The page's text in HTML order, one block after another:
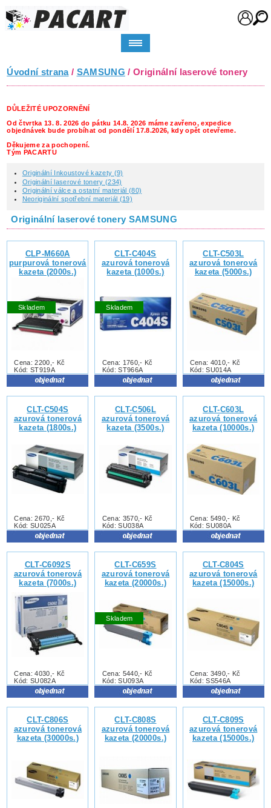
Úvodní strana/ SAMSUNG / Originální laserové tonery
DŮLEŽITÉ UPOZORNĚNÍ
Od čtvrtka 13. 8. 2026 do pátku 14.8. 2026 máme zavřeno, expedice
objednávek bude probíhat od pondělí 17.8.2026, kdy opět otevřeme.
Děkujeme za pochopení.
Tým PACARTU
Originální Inkoustové kazety (9)
Originální laserové tonery (234)
Originální válce a ostatní materiál (80)
Neoriginální spotřební materiál (19)
Originální laserové tonery SAMSUNG
CLP-M660A
purpurová tonerová
kazeta (2000s.)
Skladem
Cena: 2200,- Kč
Kód: ST919A
CLT-C404S
azurová tonerová
kazeta (1000s.)
Skladem
Cena: 1760,- Kč
Kód: ST966A
CLT-C503L
azurová tonerová
kazeta (5000s.)
Cena: 4010,- Kč
Kód: SU014A
CLT-C504S
azurová tonerová
kazeta (1800s.)
Cena: 2670,- Kč
Kód: SU025A
CLT-C506L
azurová tonerová
kazeta (3500s.)
Cena: 3570,- Kč
Kód: SU038A
CLT-C603L
azurová tonerová
kazeta (10000s.)
Cena: 5490,- Kč
Kód: SU080A
CLT-C6092S
azurová tonerová
kazeta (7000s.)
Cena: 4030,- Kč
Kód: SU082A
CLT-C659S
azurová tonerová
kazeta (20000s.)
Skladem
Cena: 5440,- Kč
Kód: SU093A
CLT-C804S
azurová tonerová
kazeta (15000s.)
Cena: 3490,- Kč
Kód: SS546A
CLT-C806S
azurová tonerová
kazeta (30000s.)
CLT-C808S
azurová tonerová
kazeta (20000s.)
CLT-C809S
azurová tonerová
kazeta (15000s.)